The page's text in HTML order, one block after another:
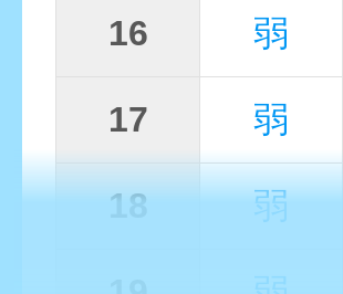
16 弱
17 弱
18 弱